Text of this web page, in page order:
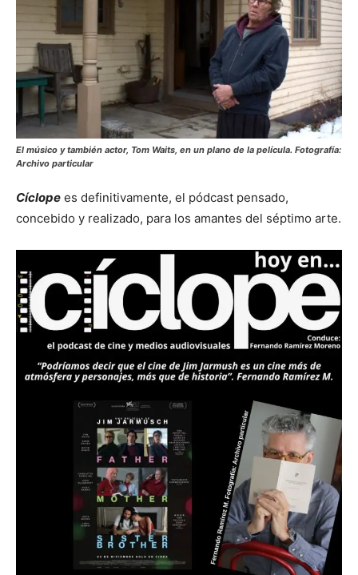
El músico y también actor, Tom Waits, en un plano de la película. Fotografía:
Archivo particular
Cíclope es definitivamente, el pódcast pensado,
concebido y realizado, para los amantes del séptimo arte.